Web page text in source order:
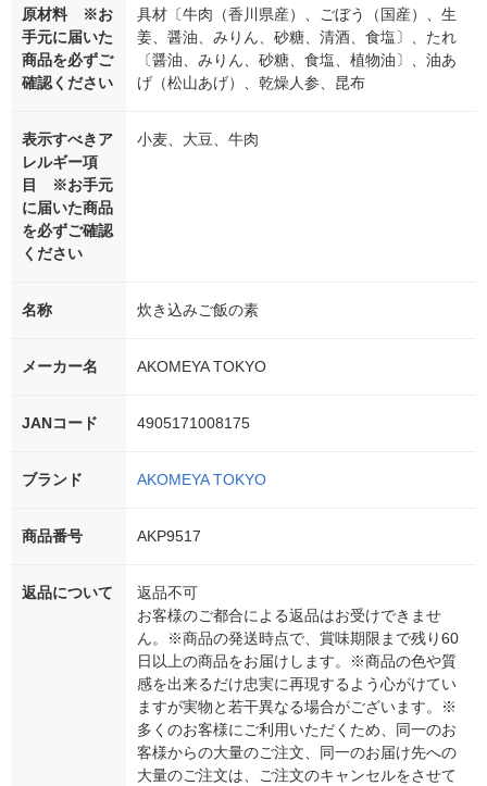
原材料 ※お
手元に届いた
商品を必ずご
確認ください
具材〔牛肉（香川県産）、ごぼう（国産）、生
姜、醤油、みりん、砂糖、清酒、食塩〕、たれ
〔醤油、みりん、砂糖、食塩、植物油〕、油あ
げ（松山あげ）、乾燥人参、昆布
表示すべきア
レルギー項
目 ※お手元
に届いた商品
を必ずご確認
ください
小麦、大豆、牛肉
名称 炊き込みご飯の素
メーカー名 AKOMEYA TOKYO
JANコード 4905171008175
ブランド AKOMEYA TOKYO
商品番号 AKP9517
返品について
返品不可
お客様のご都合による返品はお受けできませ
ん。※商品の発送時点で、賞味期限まで残り60
日以上の商品をお届けします。※商品の色や質
感を出来るだけ忠実に再現するよう心がけてい
ますが実物と若干異なる場合がございます。※
多くのお客様にご利用いただくため、同一のお
客様からの大量のご注文、同一のお届け先への
大量のご注文は、ご注文のキャンセルをさせて